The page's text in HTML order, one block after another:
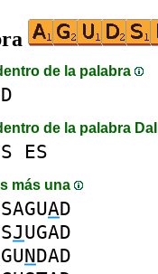
de la palabra
de la palabra DaI
ES
más una
AD
JUGAD
NDAD